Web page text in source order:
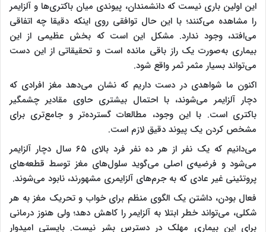
این اولین باری نیست که دانشمندان، پیوندی میان باکتری‌ها و آلزایمر
را مشاهده می‌کنند؛ با این حال توافقی روی اینکه دقیقا چه اتفاقی
می‌افتد، وجود ندارد. مشکل این است که بخش عظیمی از این
بیماری به‌صورت یک راز باقی مانده است و تحقیقاتی از این دست
می‌تواند بسیار مثمر ثمر واقع شود.
اکنون ما شواهدی در دست داریم که نشان می‌دهد مغز افرادی که
دچار آلزایمر می‌شوند، با احتمال بیشتری حاوی مقادیر چشمگیر
باکتری است. با این وجود، مطالعات گسترده‌تر و جامع‌تری برای
مشخص کردن یک پیوند دقیق لازم است.
می‌دانیم که یک نفر از هر ده نفر فرد بالای ۶۵ سال دچار آلزایمر
می‌شود و فرضیه‌ی اصلی می‌گوید سلول‌های مغز توسط قطعه‌های
پروتئینی غیر عادی که به جرم‌های آلزایمری مشهورند، نابود می‌شوند.
فعال بودن، داشتن یک الگوی منظم برای خواب و تحریک مغز به هر
شکلی، می‌تواند خطر ابتلا به آلزایمر را کاهش دهد؛ ولی هنوز درمانی
برای این بیماری مهلک در دسترس بشر نیست. بایستی امیدوار